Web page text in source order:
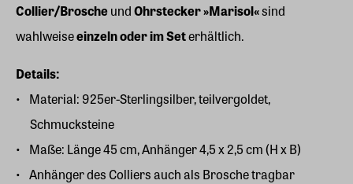
Collier/BroscheundOhrstecker»Marisol«sind
wahlweiseeinzeln oder im Seterhältlich.
Details:
Material: 925er-Sterlingsilber, teilvergoldet,
Schmucksteine
Maße: Länge 45 cm, Anhänger 4,5 x 2,5 cm (H x B)
Anhänger des Colliers auch als Brosche tragbar